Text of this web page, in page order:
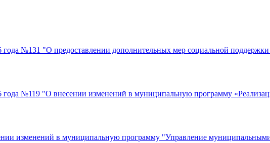
года №131 "О предоставлении дополнительных мер социальной
№119 "О внесении изменений в муниципальную программу
изменений в муниципальную программу "Управление